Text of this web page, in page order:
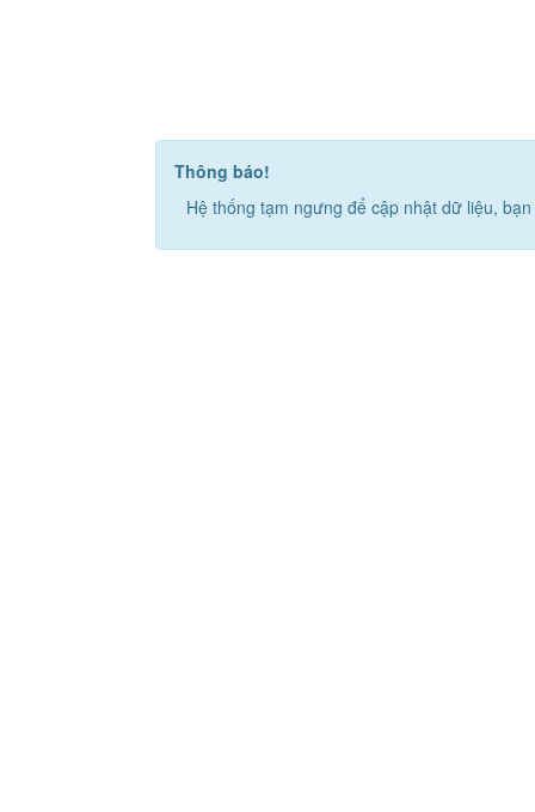
Thông báo!
Hệ thống tạm ngưng để cập nhật dữ liệu,